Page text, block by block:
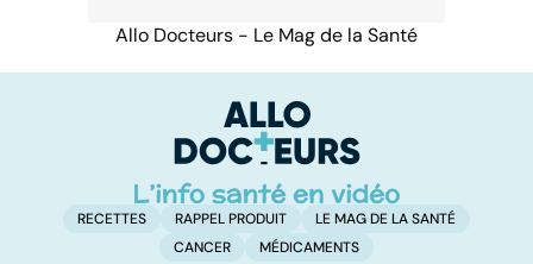
Allo Docteurs - Le Mag de la Santé
RECETTES RAPPEL PRODUIT
LE MAG DE LA SANTÉ
CANCER
MÉDICAMENTS